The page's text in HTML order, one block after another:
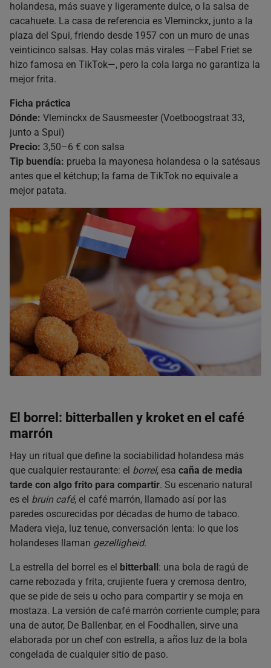
holandesa, más suave y ligeramente dulce, o la salsa de
cacahuete. La casa de referencia es Vleminckx, junto a la
plaza del Spui, friendo desde 1957 con un muro de unas
veinticinco salsas. Hay colas más virales —Fabel Friet se
hizo famosa en TikTok—, pero la cola larga no garantiza la
mejor frita.
Ficha práctica
Dónde: Vleminckx de Sausmeester (Voetboogstraat 33,
junto a Spui)
Precio: 3,50–6 € con salsa
Tip buendía: prueba la mayonesa holandesa o la satésaus
antes que el kétchup; la fama de TikTok no equivale a
mejor patata.
El borrel: bitterballen y kroket en el café
marrón
Hay un ritual que define la sociabilidad holandesa más
que cualquier restaurante: el borrel, esa caña de media
tarde con algo frito para compartir. Su escenario natural
es el bruin café, el café marrón, llamado así por las
paredes oscurecidas por décadas de humo de tabaco.
Madera vieja, luz tenue, conversación lenta: lo que los
holandeses llaman gezelligheid.
La estrella del borrel es el bitterball: una bola de ragú de
carne rebozada y frita, crujiente fuera y cremosa dentro,
que se pide de seis u ocho para compartir y se moja en
mostaza. La versión de café marrón corriente cumple; para
una de autor, De Ballenbar, en el Foodhallen, sirve una
elaborada por un chef con estrella, a años luz de la bola
congelada de cualquier sitio de paso.